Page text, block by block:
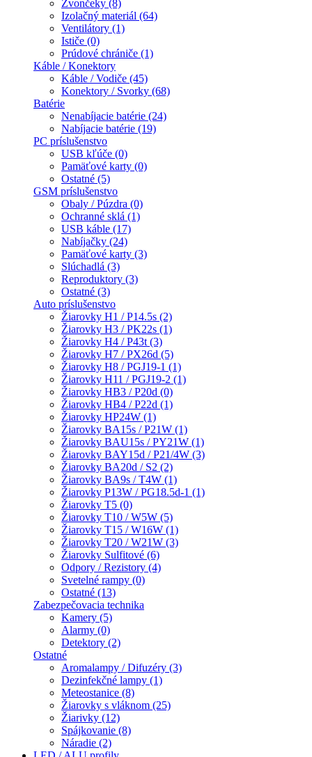
Zvončeky (8)
Izolačný materiál (64)
Ventilátory (1)
Ističe (0)
Prúdové chrániče (1)
Káble / Konektory
Káble / Vodiče (45)
Konektory / Svorky (68)
Batérie
Nenabíjacie batérie (24)
Nabíjacie batérie (19)
PC príslušenstvo
USB kľúče (0)
Pamäťové karty (0)
Ostatné (5)
GSM príslušenstvo
Obaly / Púzdra (0)
Ochranné sklá (1)
USB káble (17)
Nabíjačky (24)
Pamäťové karty (3)
Slúchadlá (3)
Reproduktory (3)
Ostatné (3)
Auto príslušenstvo
Žiarovky H1 / P14.5s (2)
Žiarovky H3 / PK22s (1)
Žiarovky H4 / P43t (3)
Žiarovky H7 / PX26d (5)
Žiarovky H8 / PGJ19-1 (1)
Žiarovky H11 / PGJ19-2 (1)
Žiarovky HB3 / P20d (0)
Žiarovky HB4 / P22d (1)
Žiarovky HP24W (1)
Žiarovky BA15s / P21W (1)
Žiarovky BAU15s / PY21W (1)
Žiarovky BAY15d / P21/4W (3)
Žiarovky BA20d / S2 (2)
Žiarovky BA9s / T4W (1)
Žiarovky P13W / PG18.5d-1 (1)
Žiarovky T5 (0)
Žiarovky T10 / W5W (5)
Žiarovky T15 / W16W (1)
Žiarovky T20 / W21W (3)
Žiarovky Sulfitové (6)
Odpory / Rezistory (4)
Svetelné rampy (0)
Ostatné (13)
Zabezpečovacia technika
Kamery (5)
Alarmy (0)
Detektory (2)
Ostatné
Aromalampy / Difuzéry (3)
Dezinfekčné lampy (1)
Meteostanice (8)
Žiarovky s vláknom (25)
Žiarivky (12)
Spájkovanie (8)
Náradie (2)